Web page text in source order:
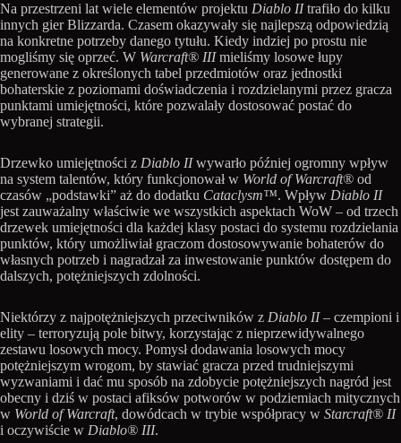
Na przestrzeni lat wiele elementów projektu Diablo IItrafiło do kilku
innych gier Blizzarda. Czasem okazywały się najlepszą odpowiedzią
na konkretne potrzeby danego tytułu. Kiedy indziej po prostu nie
mogliśmy się oprzeć. W Warcraft® IIImieliśmy losowe łupy
generowane z określonych tabel przedmiotów oraz jednostki
bohaterskie z poziomami doświadczenia i rozdzielanymi przez gracza
punktami umiejętności, które pozwalały dostosować postać do
wybranej strategii.
Drzewko umiejętności z Diablo IIwywarło później ogromny wpływ
na system talentów, który funkcjonował w World of Warcraft® od
czasów „podstawki” aż do dodatku Cataclysm™. Wpływ Diablo II
jest zauważalny właściwie we wszystkich aspektach WoW – od trzech
drzewek umiejętności dla każdej klasy postaci do systemu rozdzielania
punktów, który umożliwiał graczom dostosowywanie bohaterów do
własnych potrzeb i nagradzał za inwestowanie punktów dostępem do
dalszych, potężniejszych zdolności.
Niektórzy z najpotężniejszych przeciwników z Diablo II– czempioni i
elity – terroryzują pole bitwy, korzystając z nieprzewidywalnego
zestawu losowych mocy. Pomysł dodawania losowych mocy
potężniejszym wrogom, by stawiać gracza przed trudniejszymi
wyzwaniami i dać mu sposób na zdobycie potężniejszych nagród jest
obecny i dziś w postaci afiksów potworów w podziemiach mitycznych
w World of Warcraft, dowódcach w trybie współpracy w Starcraft® II
i oczywiście w Diablo® III.